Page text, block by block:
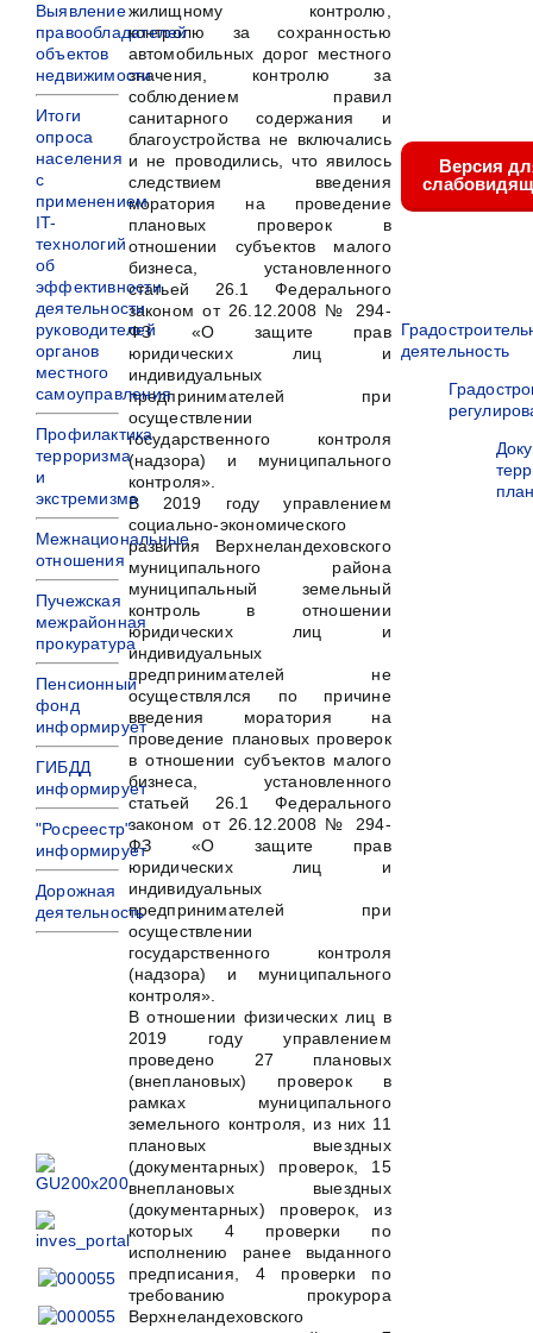
жилищному контролю,
контролю за сохранностью
автомобильных дорог местного
значения, контролю за
соблюдением правил
санитарного содержания и
благоустройства не включались
и не проводились, что явилось
следствием введения
моратория на проведение
плановых проверок в
отношении субъектов малого
бизнеса, установленного
статьей 26.1 Федерального
законом от 26.12.2008 № 294-
ФЗ «О защите прав
юридических лиц и
индивидуальных
предпринимателей при
осуществлении
государственного контроля
(надзора) и муниципального
контроля».
В 2019 году управлением
социально-экономического
развития Верхнеландеховского
муниципального района
муниципальный земельный
контроль в отношении
юридических лиц и
индивидуальных
предпринимателей не
осуществлялся по причине
введения моратория на
проведение плановых проверок
в отношении субъектов малого
бизнеса, установленного
статьей 26.1 Федерального
законом от 26.12.2008 № 294-
ФЗ «О защите прав
юридических лиц и
индивидуальных
предпринимателей при
осуществлении
государственного контроля
(надзора) и муниципального
контроля».
В отношении физических лиц в
2019 году управлением
проведено 27 плановых
(внеплановых) проверок в
рамках муниципального
земельного контроля, из них 11
плановых выездных
(документарных) проверок, 15
внеплановых выездных
(документарных) проверок, из
которых 4 проверки по
исполнению ранее выданного
предписания, 4 проверки по
требованию прокурора
Верхнеландеховского
Выявление
правообладателей
объектов
недвижимости
Итоги
опроса
населения
с
применением
IT-
технологий
об
эффективности
деятельности
руководителей
органов
местного
самоуправления
Профилактика
терроризма
и
экстремизма
Межнациональные
отношения
Пучежская
межрайонная
прокуратура
Пенсионный
фонд
информирует
ГИБДД
информирует
"Росреестр"
информирует
Дорожная
деятельность
Версия
деятельность